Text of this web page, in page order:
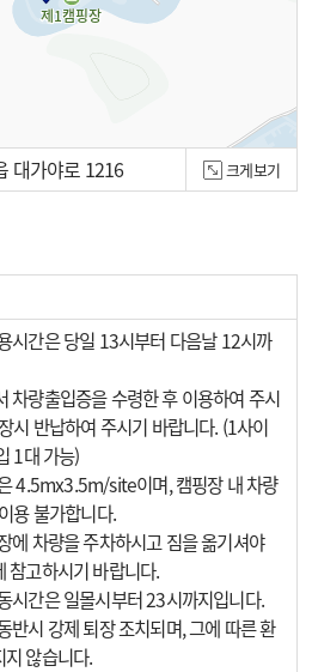
대가야로 1216 크게보기
시간은 당일 13시부터 다음날 12시까
차량출입증을 수령한 후 이용하여 주시
시 반납하여 주시기 바랍니다. (1사이
1대 가능)
4.5mx3.5m/site이며, 캠핑장 내 차량
용 불가합니다.
에 차량을 주차하시고 짐을 옮기셔야
참고하시기 바랍니다.
시간은 일몰시부터 23시까지입니다.
반시 강제 퇴장 조치되며, 그에 따른 환
않습니다.